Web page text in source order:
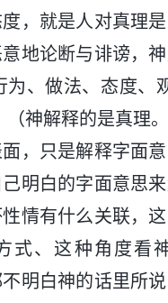
，就是人对真理
地论断与诽谤，
、做法、态度、
神解释的是真理
，只是解释字面
明白的字面意思
情有什么关联，
、这种角度看
明白神的话里所